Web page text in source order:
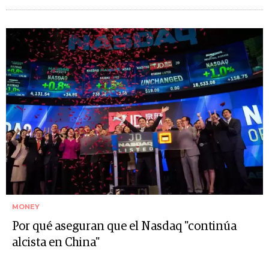
MONEY
Por qué aseguran que el Nasdaq "continúa
alcista en China"